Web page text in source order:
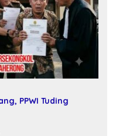
PPWI Tuding